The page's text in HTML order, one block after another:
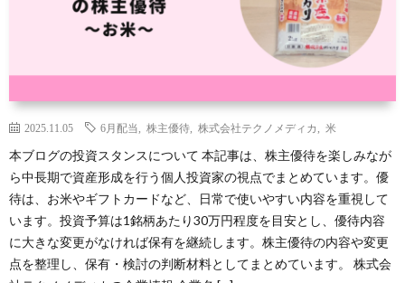
2025.11.05 6月配当 株主優待 株式会社テクノメディカ 米
本ブログの投資スタンスについて 本記事は、株主優待を楽しみなが
ら中長期で資産形成を行う個人投資家の視点でまとめています。優
待は、お米やギフトカードなど、日常で使いやすい内容を重視して
います。投資予算は1銘柄あたり30万円程度を目安とし、優待内容
に大きな変更がなければ保有を継続します。株主優待の内容や変更
点を整理し、保有・検討の判断材料としてまとめています。 株式会